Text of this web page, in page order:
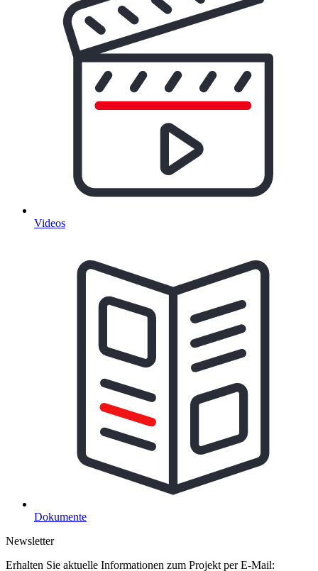
Videos
Dokumente
Newsletter
Erhalten Sie aktuelle Informationen zum Projekt per E-Mail: